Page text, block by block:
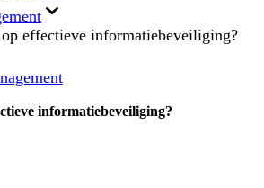
effectieve informatiebeveiliging?
informatiebeveiliging?